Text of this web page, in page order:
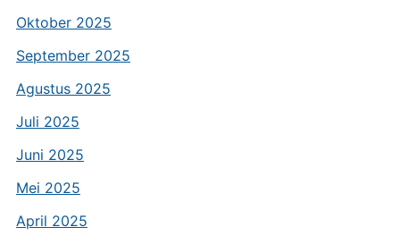
Oktober 2025
September 2025
Agustus 2025
Juli 2025
Juni 2025
Mei 2025
April 2025